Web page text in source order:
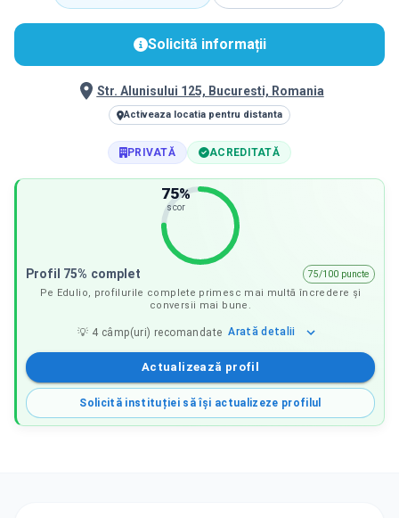
Solicită informații
Str. Alunisului 125, Bucuresti, Romania
Activeaza locatia pentru distanta
PRIVATĂ ACREDITATĂ
75%
scor
Profil 75% complet
75/100 puncte
Pe Edulio, profilurile complete primesc mai multă încredere și
conversii mai bune.
💡 4 câmp(uri) recomandate Arată detalii
Actualizează profil
Solicită instituției să își actualizeze profilul